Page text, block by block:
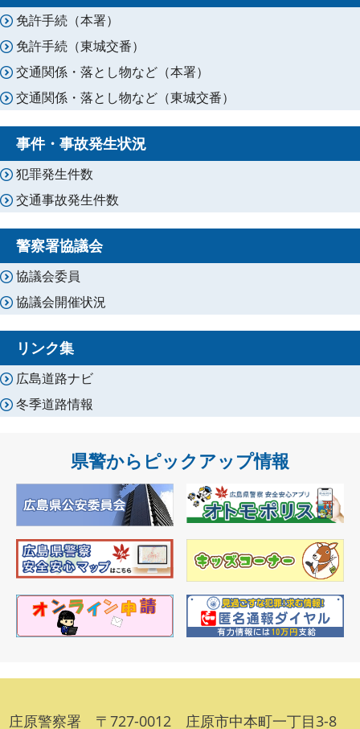
免許手続（本署）
免許手続（東城交番）
交通関係・落とし物など（本署）
交通関係・落とし物など（東城交番）
事件・事故発生状況
犯罪発生件数
交通事故発生件数
警察署協議会
協議会委員
協議会開催状況
リンク集
広島道路ナビ
冬季道路情報
県警からピックアップ情報
庄原警察署 〒727-0012 庄原市中本町一丁目3-8